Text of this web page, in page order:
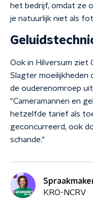
het bedrijf, omdat ze
je natuurlijk niet als
Ook in Hilversum ziet
Slagter moeilijkheden
de ouderenomroep
"Cameramannen en
hetzelfde tarief als
geconcurreerd, ook
schande."
KRO-NCRV